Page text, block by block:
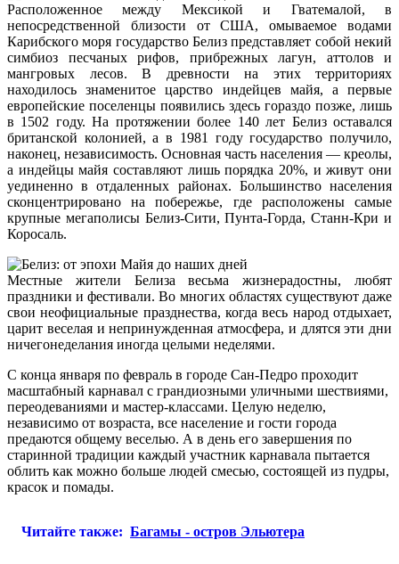
Расположенное между Мексикой и Гватемалой, в
непосредственной близости от США, омываемое водами
Карибского моря государство Белиз представляет собой некий
симбиоз песчаных рифов, прибрежных лагун, аттолов и
мангровых лесов. В древности на этих территориях
находилось знаменитое царство индейцев майя, а первые
европейские поселенцы появились здесь гораздо позже, лишь
в 1502 году. На протяжении более 140 лет Белиз оставался
британской колонией, а в 1981 году государство получило,
наконец, независимость. Основная часть населения — креолы,
а индейцы майя составляют лишь порядка 20%, и живут они
уединенно в отдаленных районах. Большинство населения
сконцентрировано на побережье, где расположены самые
крупные мегаполисы Белиз-Сити, Пунта-Горда, Станн-Кри и
Коросаль.
Местные жители Белиза весьма жизнерадостны, любят
праздники и фестивали. Во многих областях существуют даже
свои неофициальные празднества, когда весь народ отдыхает,
царит веселая и непринужденная атмосфера, и длятся эти дни
ничегонеделания иногда целыми неделями.
С конца января по февраль в городе Сан-Педро проходит
масштабный карнавал с грандиозными уличными шествиями,
переодеваниями и мастер-классами. Целую неделю,
независимо от возраста, все население и гости города
предаются общему веселью. А в день его завершения по
старинной традиции каждый участник карнавала пытается
облить как можно больше людей смесью, состоящей из пудры,
красок и помады.
Читайте также: Багамы - остров Эльютера